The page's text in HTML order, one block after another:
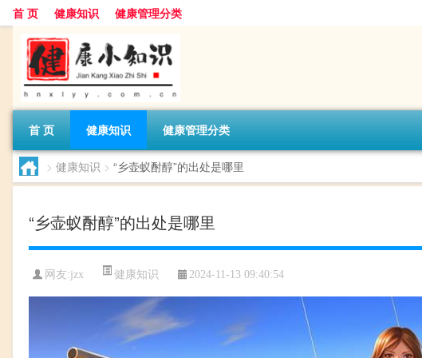
首 页 健康知识 健康管理分类
首 页 健康知识 健康管理分类
> 健康知识 > “乡壶蚁酎醇”的出处是哪里
“乡壶蚁酎醇”的出处是哪里
网友:jzx 健康知识 2024-11-13 09:40:54